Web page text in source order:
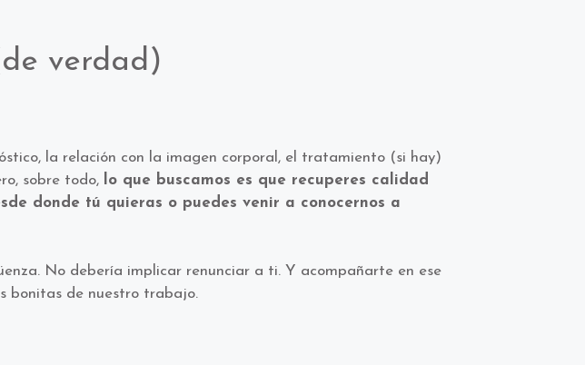
verdad)
la relación con la imagen corporal, el tratamiento (si hay)
sobre todo,
lo que buscamos es que recuperes calidad
donde tú quieras o puedes venir a conocernos a
No debería implicar renunciar a ti. Y acompañarte en ese
bonitas de nuestro trabajo.